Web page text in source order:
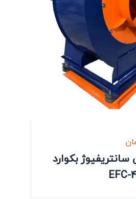
بکوارد